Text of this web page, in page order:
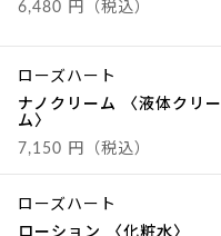
6,480 円（税込）
ローズハート
ナノクリーム 〈液体クリー
ム〉
7,150 円（税込）
ローズハート
ローション 〈化粧水〉